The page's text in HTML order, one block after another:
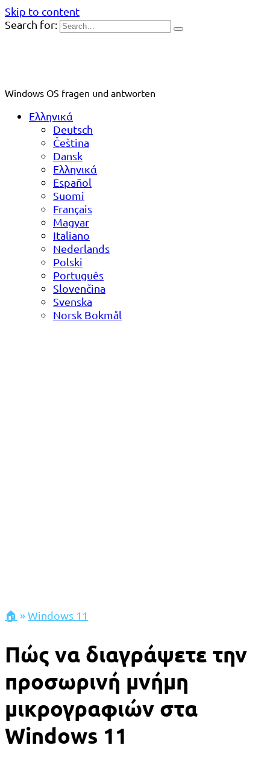
Skip to content
Search for:
Windows OS fragen und antworten
Ελληνικά
Deutsch
Čeština
Dansk
Ελληνικά
Español
Suomi
Français
Magyar
Italiano
Nederlands
Polski
Português
Slovenčina
Svenska
Norsk Bokmål
🏠 »Windows 11
Πώς να διαγράψετε την
προσωρινή μνήμη
μικρογραφιών στα
Windows 11